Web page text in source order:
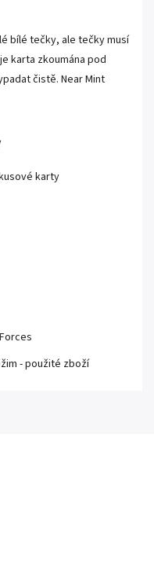
bílé tečky, ale tečky musí
karta zkoumána pod
čistě. Near Mint
karty
- použité zboží